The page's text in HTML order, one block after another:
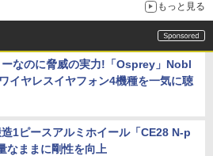
もっと見る
ーなのに脅威の実力!「Osprey」Nobl
イヤレスイヤフォン4機種を一気に聴
造1ピースアルミホイール「CE28 N-p
なままに剛性を向上